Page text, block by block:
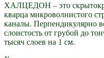
ХАЛЦЕДОН – это
кварца микроволнистого
каналы. Перпендикулярно
слоистость от грубой до
тысяч слоев на 1 см.